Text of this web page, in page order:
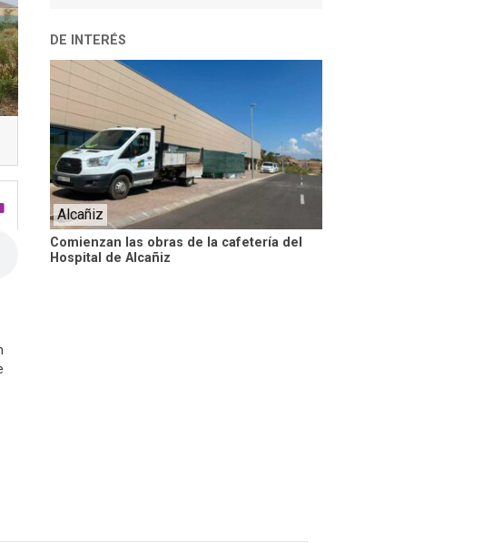
DE INTERÉS
Comienzan las obras de la cafetería del
Hospital de Alcañiz
Alcañiz